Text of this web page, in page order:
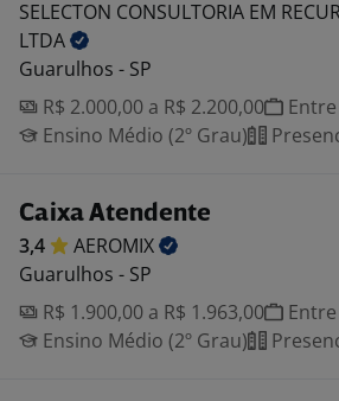
SELECTON CONSULTORIA EM
LTDA
Guarulhos - SP
R$ 2.000,00 a R$ 2.200,00
Ensino Médio (2º Grau)
Caixa Atendente
3,4
AEROMIX
Guarulhos - SP
R$ 1.900,00 a R$ 1.963,00
Ensino Médio (2º Grau)